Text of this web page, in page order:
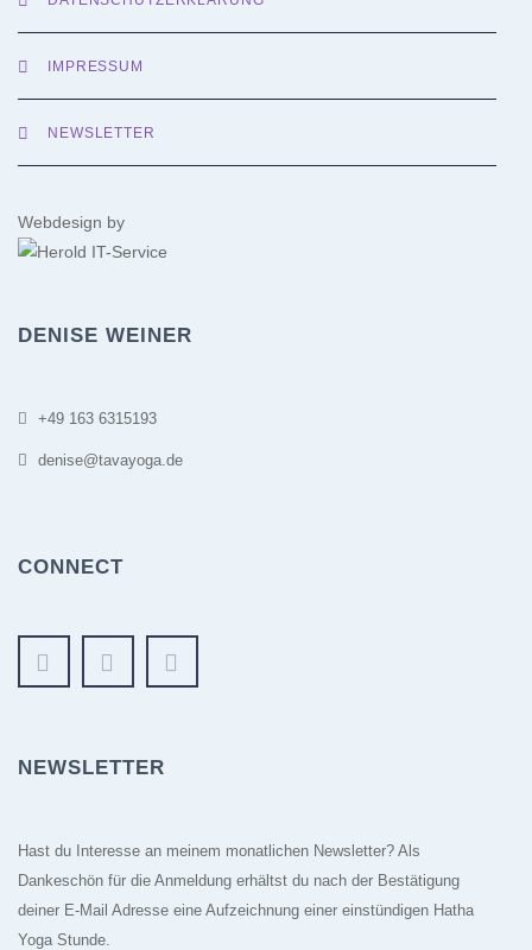
IMPRESSUM
NEWSLETTER
Webdesign by
DENISE WEINER
+49 163 6315193
denise@tavayoga.de
CONNECT
NEWSLETTER
Hast du Interesse an meinem monatlichen Newsletter? Als
Dankeschön für die Anmeldung erhältst du nach der Bestätigung
deiner E-Mail Adresse eine Aufzeichnung einer einstündigen Hatha
Yoga Stunde.